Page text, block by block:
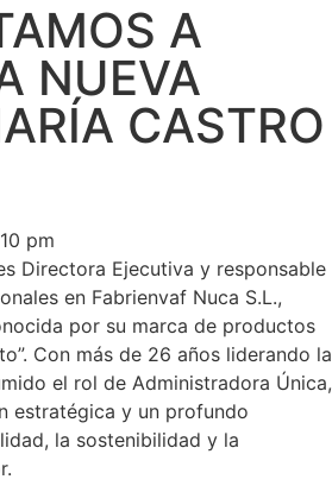
A
NUEVA
CASTRO
pm
Directora Ejecutiva y responsable
en Fabrienvaf Nuca S.L.,
por su marca de productos
Con más de 26 años liderando la
el rol de Administradora Única,
estratégica y un profundo
la sostenibilidad y la